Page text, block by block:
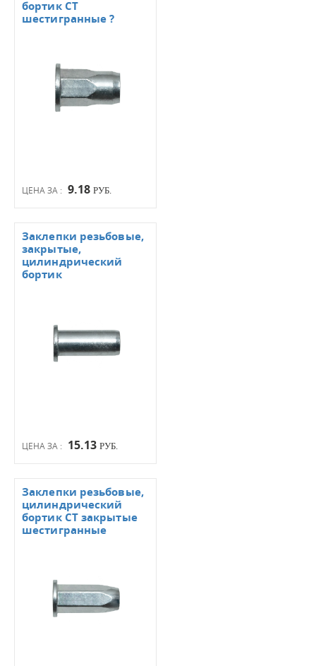
ЦЕНА ЗА : 9.18 РУБ.
бортик СТ
шестигранные ?
ЦЕНА ЗА : 15.13 РУБ.
Заклепки резьбовые,
закрытые,
цилиндрический
бортик
Заклепки резьбовые,
цилиндрический
бортик СТ закрытые
шестигранные